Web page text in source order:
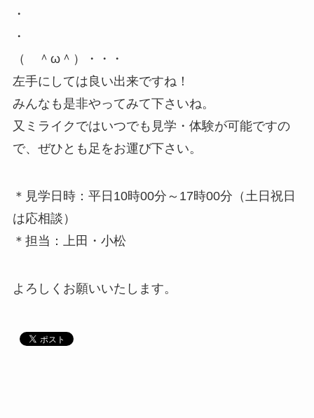
・
・
（ ＾ω＾）・・・
左手にしては良い出来ですね！
みんなも是非やってみて下さいね。
又ミライクではいつでも見学・体験が可能ですの
で、ぜひとも足をお運び下さい。
＊見学日時：平日10時00分～17時00分（土日祝日
は応相談）
＊担当：上田・小松
よろしくお願いいたします。